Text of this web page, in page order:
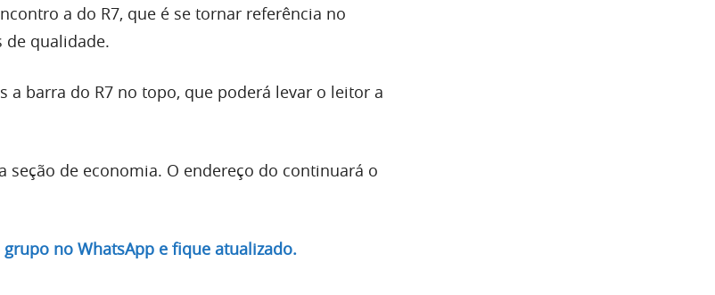
a do R7, que é se tornar referência no
de qualidade.
a barra do R7 no topo, que poderá levar o leitor a
seção de economia. O endereço do continuará o
grupo no WhatsApp e fique atualizado.